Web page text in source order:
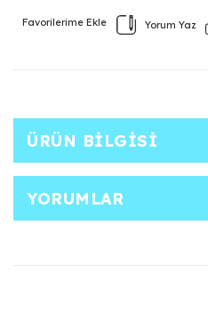
Yorum Yaz
ÜRÜN BILGISI
YORUMLAR